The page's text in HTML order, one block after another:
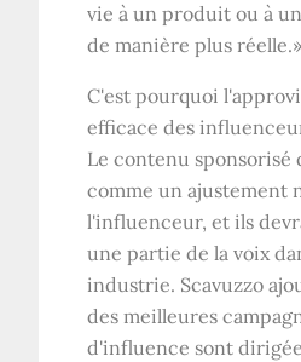
vie à un produit ou à
de manière plus réelle.»
C'est pourquoi
efficace des
Le contenu sponsorisé
comme un ajustement
l'influenceur, et ils
une partie de la voix
industrie. Scavuzzo
des meilleures
d'influence sont